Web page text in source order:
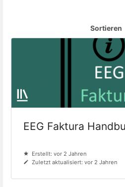
Sortieren
EEG Faktura
Erstellt: vor 2 Jahren
Zuletzt aktualisiert: vor 2 Jahren